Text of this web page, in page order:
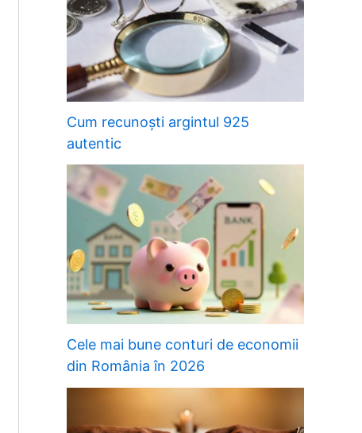
Cum recunoști argintul 925
autentic
Cele mai bune conturi de economii
din România în 2026